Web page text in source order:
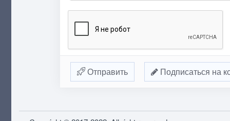
Отправить Подписаться на